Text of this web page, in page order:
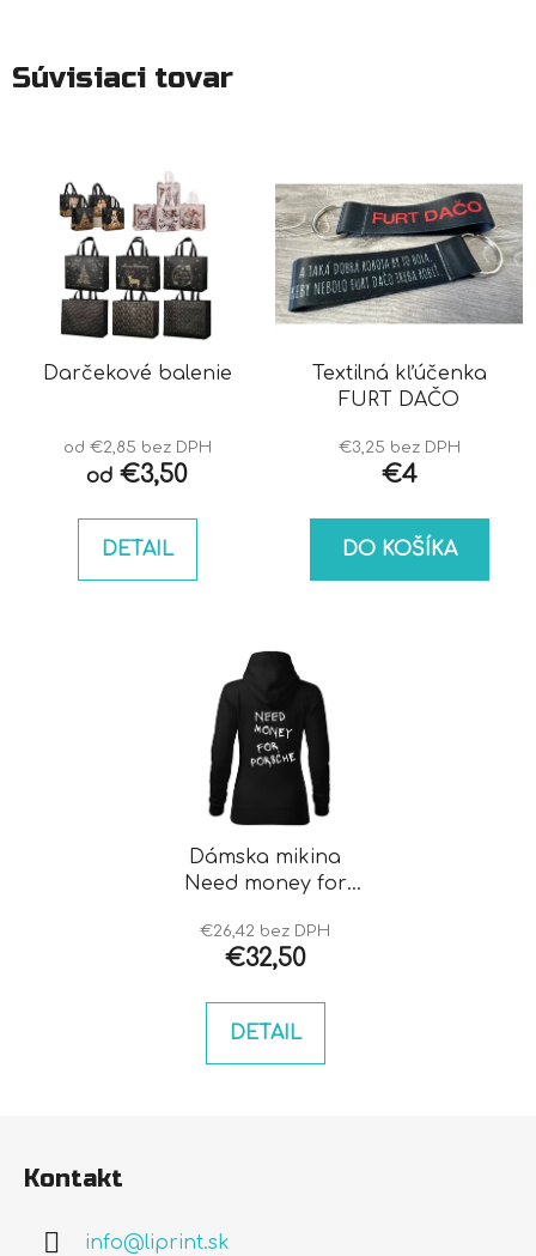
Súvisiaci tovar
Darčekové balenie
od €2,85 bez DPH
od €3,50
DETAIL
Textilná kľúčenka
FURT DAČO
€3,25 bez DPH
€4
DO KOŠÍKA
Dámska mikina
Need money for
€26,42 bez DPH
€32,50
DETAIL
Kontakt
info@liprint.sk